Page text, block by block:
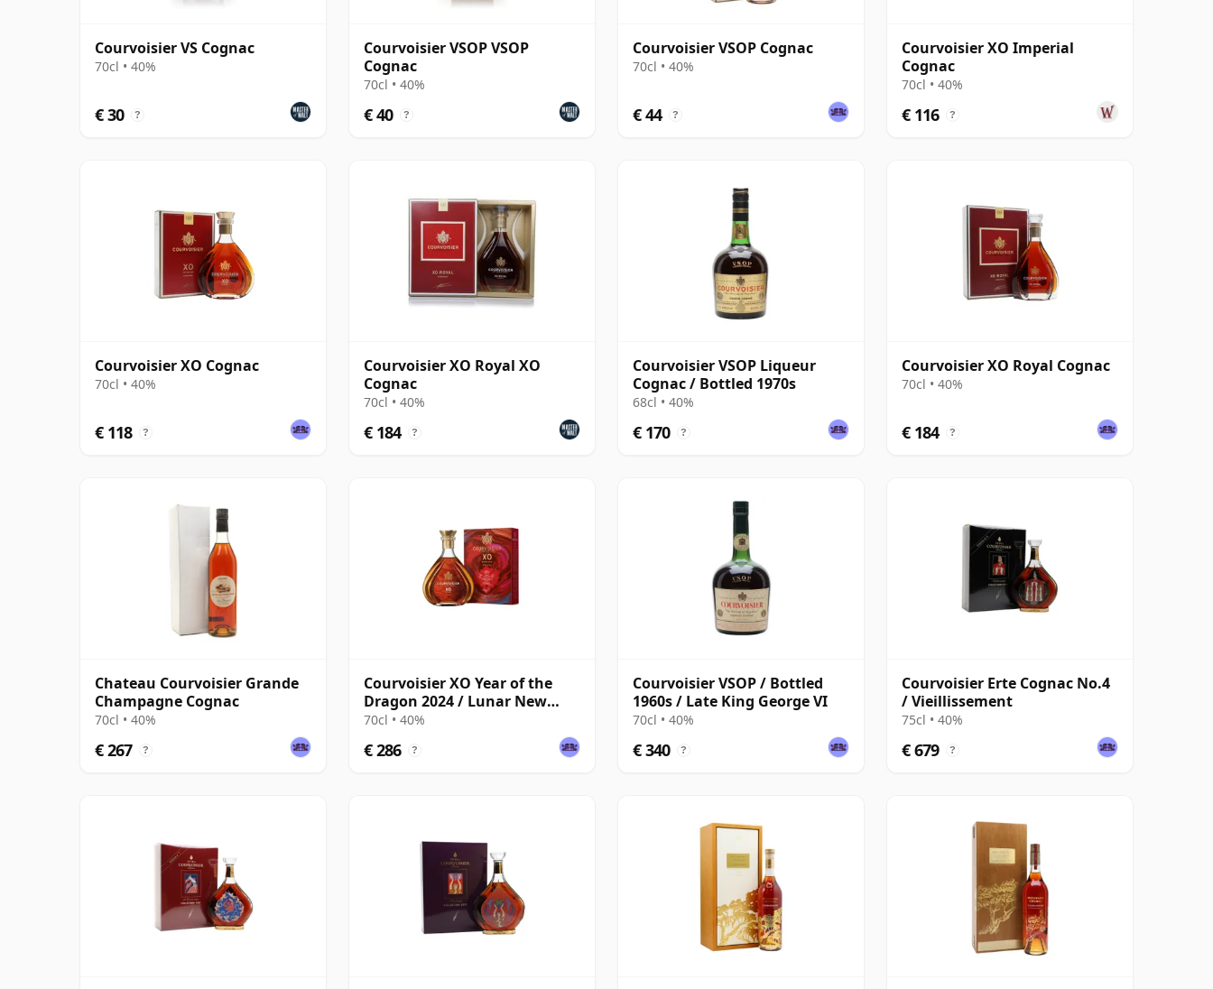
Courvoisier VS Cognac
70cl • 40%
€ 30 ?
Courvoisier VSOP VSOP
Cognac
70cl • 40%
€ 40 ?
Courvoisier VSOP Cognac
70cl • 40%
€ 44 ?
Courvoisier XO Imperial
Cognac
70cl • 40%
€ 116 ?
Courvoisier XO Cognac
70cl • 40%
€ 118 ?
Courvoisier XO Royal XO
Cognac
70cl • 40%
€ 184 ?
Courvoisier VSOP Liqueur
Cognac / Bottled 1970s
68cl • 40%
€ 170 ?
Courvoisier XO Royal Cognac
70cl • 40%
€ 184 ?
Chateau Courvoisier Grande
Champagne Cognac
70cl • 40%
€ 267 ?
Courvoisier XO Year of the
Dragon 2024 / Lunar New
Year
70cl • 40%
€ 286 ?
Courvoisier VSOP / Bottled
1960s / Late King George VI
70cl • 40%
€ 340 ?
Courvoisier Erte Cognac No.4
/ Vieillissement
75cl • 40%
€ 679 ?